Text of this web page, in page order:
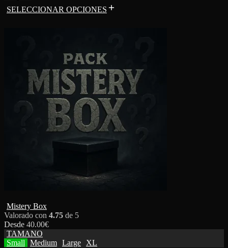
SELECCIONAR OPCIONES
Mistery Box
Valorado con 4.75 de 5
Desde 40.00€
TAMANO
Small Medium Large XL